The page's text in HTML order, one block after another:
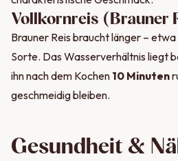
Vollkornreis (Brauner
Brauner Reis braucht länger – etwa
Sorte. Das Wasserverhältnis liegt
ihn nach dem Kochen 10 Minuten
geschmeidig bleiben.
Gesundheit &